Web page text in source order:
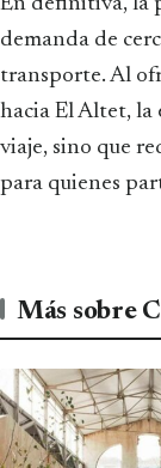
demanda de
transporte. Al
hacia El Altet, la
viaje, sino que
para quienes
Más sobre